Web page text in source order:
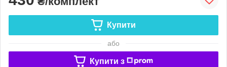
Купити
або
Купити з